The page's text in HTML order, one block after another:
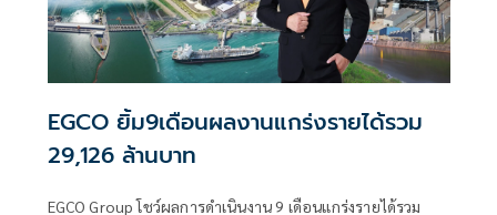
EGCO ยิ้ม9เดือนผลงานแกร่งรายได้รวม
29,126 ล้านบาท
EGCO Group โชว์ผลการดำเนินงาน 9 เดือนแกร่งรายได้รวม